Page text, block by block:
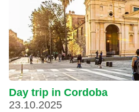
Day trip in Cordoba
23.10.2025